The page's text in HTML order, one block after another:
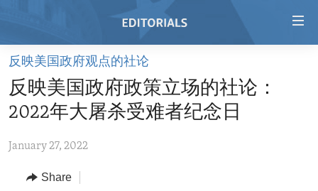
Skip
main
content
to
Navigation
HOME
VIDEO
REGIONS
AFRICA
TOPICS
反映美国政府观点的社论
反映美国政府政策立场的社论：
2022年大屠杀受难者纪念日
January 27, 2022
Share